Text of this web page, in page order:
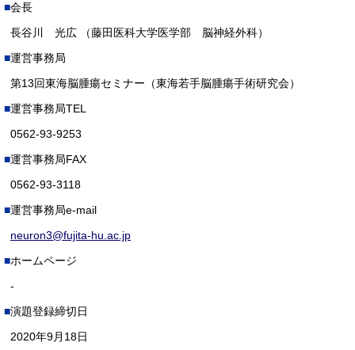
会長
長谷川 光広 （藤田医科大学医学部 脳神経外科）
運営事務局
第13回東海脳腫瘍セミナー（東海若手脳腫瘍手術研究会）
運営事務局TEL
0562-93-9253
運営事務局FAX
0562-93-3118
運営事務局e-mail
neuron3@fujita-hu.ac.jp
ホームページ
-
演題登録締切日
2020年9月18日